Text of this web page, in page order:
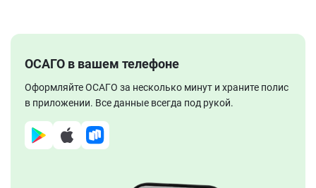
ОСАГО в вашем телефоне
Оформляйте ОСАГО за несколько минут и храните полис
в приложении. Все данные всегда под рукой.